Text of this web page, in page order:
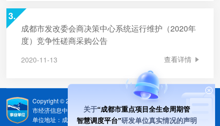
关于“成都市重点项目全生命周期管
智慧调度平台”研发单位真实情况的声明
3.
成都市发改委会商决策中心系统运行维护（2020年
度）竞争性磋商采购公告
2020-11-13 查看详情
Copyright © 2020 （ cdeda.com.cn ）成都市经济发展研究院（成都
市经济信息中心） 版权所有 | 蜀ICP备16011091号-5
单位地址：成都市一环路西三段百寿路5号[电子地图]